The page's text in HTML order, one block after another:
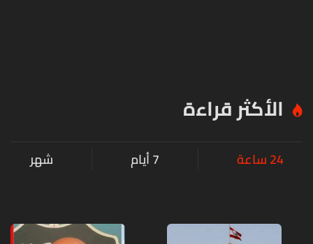
الأكثر قراءة
24 ساعة 7 أيام شهر